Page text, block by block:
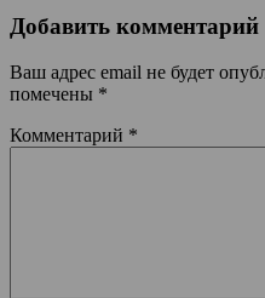
Добавить комментарий
Ваш адрес email не будет
помечены *
Комментарий *